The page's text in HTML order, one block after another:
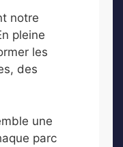
notre
pleine
les
des
une
parc